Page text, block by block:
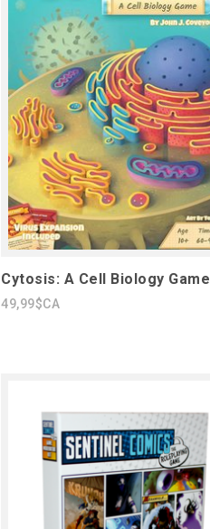
Cytosis: A Cell Biology Game
49,99$CA